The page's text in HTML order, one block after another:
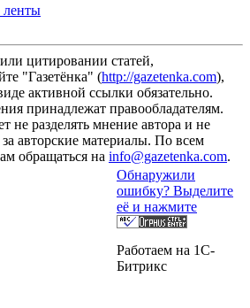
ленты
цитировании статей,
"Газетёнка" (http://gazetenka.com),
активной ссылки обязательно.
принадлежат правообладателям.
не разделять мнение автора и не
за авторские материалы. По всем
обращаться на info@gazetenka.com.
Обнаружили
ошибку? Выделите
её и нажмите
Работаем на 1C-
Битрикс